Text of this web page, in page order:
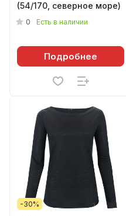
(54/170, северное море)
0 Есть в наличии
Подробнее
-30%